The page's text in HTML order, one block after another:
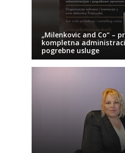
„Milenkovic and Co“ –
kompletna
pogrebne usluge